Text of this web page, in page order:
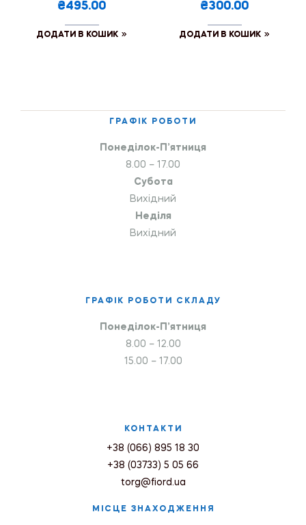
₴495.00
ДОДАТИ В КОШИК
₴300.00
ДОДАТИ В КОШИК
ГРАФІК РОБОТИ
Понеділок-П’ятниця
8.00 – 17.00
Субота
Вихідний
Неділя
Вихідний
ГРАФІК РОБОТИ СКЛАДУ
Понеділок-П’ятниця
8.00 – 12.00
15.00 – 17.00
КОНТАКТИ
+38 (066) 895 18 30
+38 (03733) 5 05 66
torg@fiord.ua
МІСЦЕ ЗНАХОДЖЕННЯ